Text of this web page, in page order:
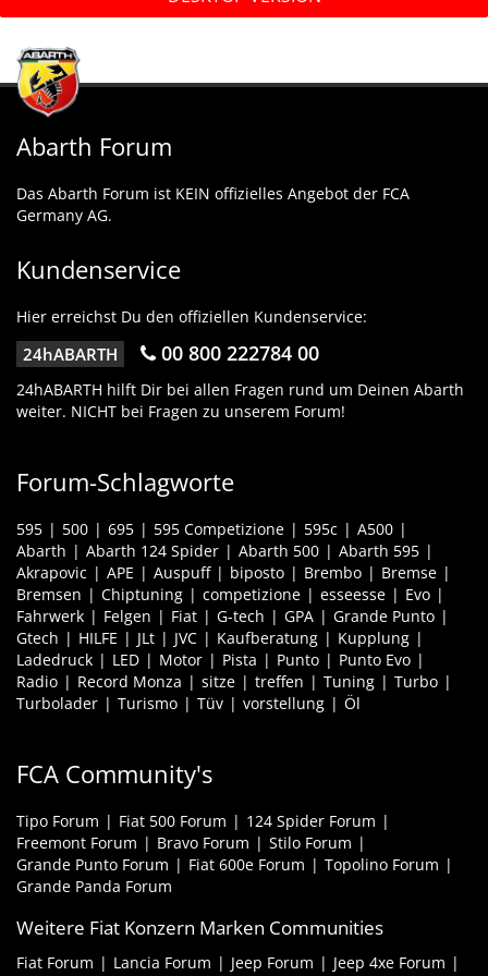
Abarth Forum
Das Abarth Forum ist KEIN offizielles Angebot der FCA
Germany AG.
Kundenservice
Hier erreichst Du den offiziellen Kundenservice:
24hABARTH 00 800 222784 00
24hABARTH hilft Dir bei allen Fragen rund um Deinen Abarth
weiter. NICHT bei Fragen zu unserem Forum!
Forum-Schlagworte
595 500 695 595 Competizione 595c
A500
Abarth
Abarth 124 Spider Abarth 500
Abarth 595
Akrapovic
APE Auspuff biposto Brembo
Bremse
Bremsen
Chiptuning competizione esseesse
Evo
Fahrwerk
Felgen Fiat G-tech GPA
Grande Punto
Gtech
HILFE JLt JVC Kaufberatung
Kupplung
Ladedruck
LED Motor Pista Punto
Punto Evo
Radio
Record Monza sitze treffen Tuning
Turbo
Turbolader
Turismo Tüv vorstellung Öl
FCA Community's
Tipo Forum Fiat 500 Forum
124 Spider Forum
Freemont Forum
Bravo Forum
Stilo Forum
Grande Punto Forum
Fiat 600e Forum
Topolino Forum
Grande Panda Forum
Weitere Fiat Konzern Marken Communities
Fiat Forum Lancia Forum Jeep Forum
Jeep 4xe Forum